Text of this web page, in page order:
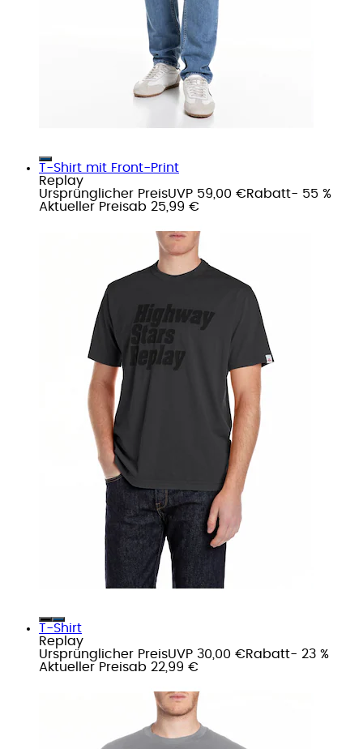
T-Shirt mit Front-Print
Replay
Ursprünglicher PreisUVP 59,00 €Rabatt- 55 %
Aktueller Preisab 25,99 €
T-Shirt
Replay
Ursprünglicher PreisUVP 30,00 €Rabatt- 23 %
Aktueller Preisab 22,99 €